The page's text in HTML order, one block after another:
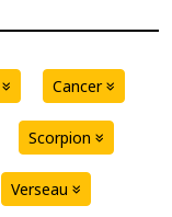
Cancer
Scorpion
Verseau